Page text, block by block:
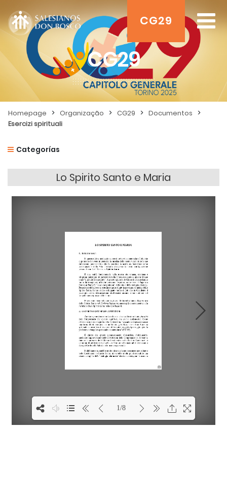
CG29
CG29
Homepage > Organização > CG29 > Documentos >
Esercizi spirituali
Categorías
Lo Spirito Santo e Maria